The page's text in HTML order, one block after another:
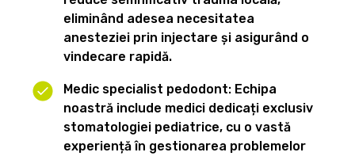
eliminând adesea necesitatea
anesteziei prin injectare și asigurând o
vindecare rapidă.
Medic specialist pedodont: Echipa
noastră include medici dedicați exclusiv
stomatologiei pediatrice, cu o vastă
experiență în gestionarea problemelor